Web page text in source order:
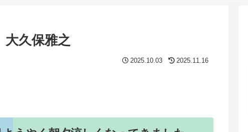
久保雅之
2025.10.03 2025.11.16